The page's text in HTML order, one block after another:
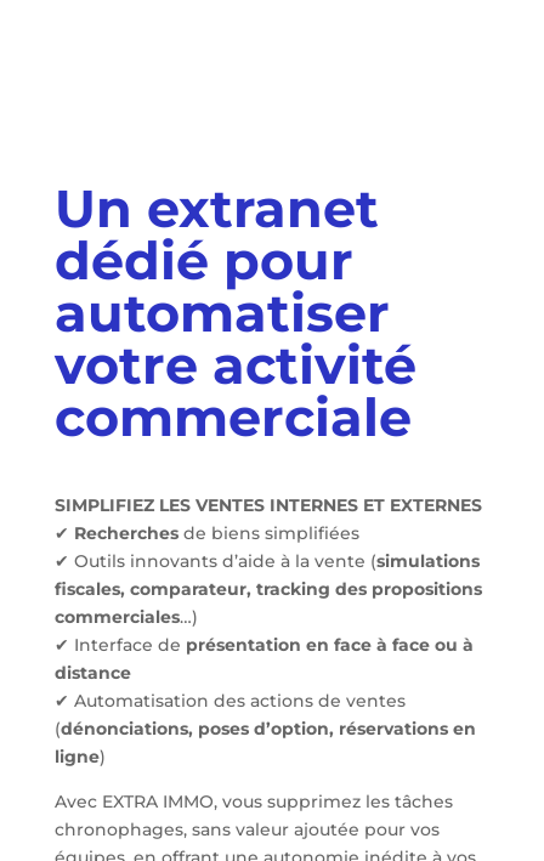
Un extranet
dédié pour
automatiser
votre activité
commerciale
SIMPLIFIEZ LES VENTES INTERNES ET EXTERNES
✔ Recherchesde biens simplifiées
✔ Outils innovants d’aide à la vente (simulations
fiscales, comparateur, tracking des propositions
commerciales…)
✔ Interface de présentation en face à face ou à
distance
✔ Automatisation des actions de ventes
(dénonciations, poses d’option, réservations en
ligne)
Avec EXTRA IMMO, vous supprimez les tâches
chronophages, sans valeur ajoutée pour vos